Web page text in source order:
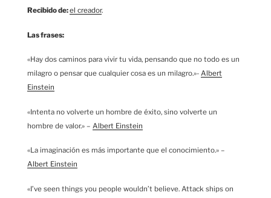
Recibido de:el creador.
Las frases:
«Hay dos caminos para vivir tu vida, pensando que no todo es un
milagro o pensar que cualquier cosa es un milagro.»- Albert
Einstein
«Intenta no volverte un hombre de éxito, sino volverte un
hombre de valor.» – Albert Einstein
«La imaginación es más importante que el conocimiento.» –
Albert Einstein
«I’ve seen things you people wouldn’t believe. Attack ships on